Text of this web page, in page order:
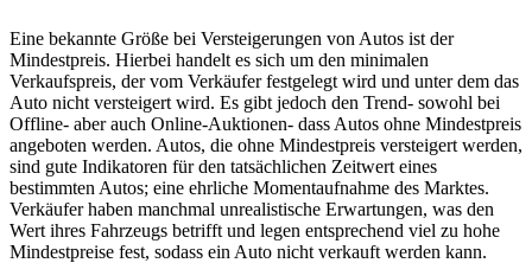
Eine bekannte Größe bei Versteigerungen von Autos ist der
Mindestpreis. Hierbei handelt es sich um den minimalen
Verkaufspreis, der vom Verkäufer festgelegt wird und unter dem das
Auto nicht versteigert wird. Es gibt jedoch den Trend- sowohl bei
Offline- aber auch Online-Auktionen- dass Autos ohne Mindestpreis
angeboten werden. Autos, die ohne Mindestpreis versteigert werden,
sind gute Indikatoren für den tatsächlichen Zeitwert eines
bestimmten Autos; eine ehrliche Momentaufnahme des Marktes.
Verkäufer haben manchmal unrealistische Erwartungen, was den
Wert ihres Fahrzeugs betrifft und legen entsprechend viel zu hohe
Mindestpreise fest, sodass ein Auto nicht verkauft werden kann.